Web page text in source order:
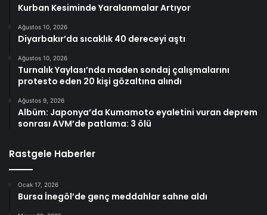
Kurban Kesiminde Yaralanmalar Artıyor
Ağustos 10, 2026
Diyarbakır’da sıcaklık 40 dereceyi aştı
Ağustos 10, 2026
Turnalık Yaylası’nda maden sondaj çalışmalarını
protesto eden 20 kişi gözaltına alındı
Ağustos 9, 2026
Albüm: Japonya’da Kumamoto eyaletini vuran deprem
sonrası AVM’de patlama: 3 ölü
Rastgele Haberler
Ocak 17, 2026
Bursa İnegöl’de genç meddahlar sahne aldı